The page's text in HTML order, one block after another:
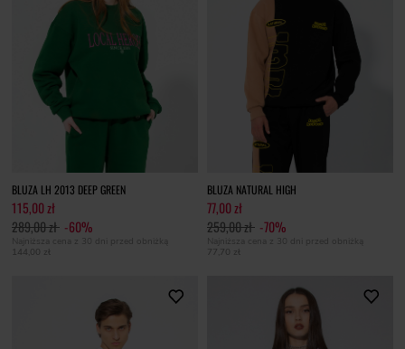
BLUZA LH 2013 DEEP GREEN
115,00 zł
289,00 zł -60%
Najniższa cena z 30 dni przed obniżką
144,00 zł
BLUZA NATURAL HIGH
77,00 zł
259,00 zł -70%
Najniższa cena z 30 dni przed obniżką
77,70 zł